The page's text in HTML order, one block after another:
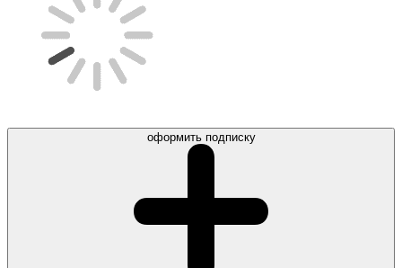
оформить подписку